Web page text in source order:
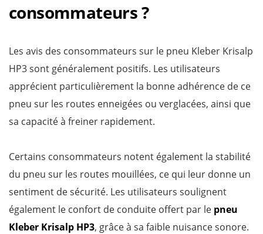
consommateurs ?
Les avis des consommateurs sur le pneu Kleber Krisalp
HP3 sont généralement positifs. Les utilisateurs
apprécient particulièrement la bonne adhérence de ce
pneu sur les routes enneigées ou verglacées, ainsi que
sa capacité à freiner rapidement.
Certains consommateurs notent également la stabilité
du pneu sur les routes mouillées, ce qui leur donne un
sentiment de sécurité. Les utilisateurs soulignent
également le confort de conduite offert par le pneu
Kleber Krisalp HP3, grâce à sa faible nuisance sonore.